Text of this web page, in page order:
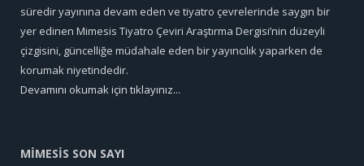
süredir yayınına devam eden ve tiyatro çevrelerinde saygın bir
yer edinen Mimesis Tiyatro Çeviri Araştırma Dergisi’nin düzeyli
çizgisini, güncelliğe müdahale eden bir yayıncılık yaparken de
korumak niyetindedir.
Devamını okumak için tıklayınız...
MİMESİS SON SAYI